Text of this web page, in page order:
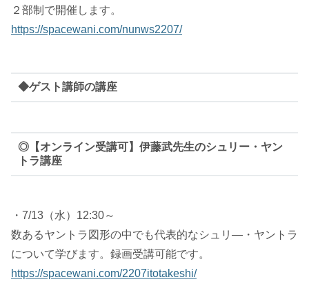
２部制で開催します。
https://spacewani.com/nunws2207/
◆ゲスト講師の講座
◎【オンライン受講可】伊藤武先生のシュリー・ヤン
トラ講座
・7/13（水）12:30～
数あるヤントラ図形の中でも代表的なシュリ―・ヤントラ
について学びます。録画受講可能です。
https://spacewani.com/2207itotakeshi/